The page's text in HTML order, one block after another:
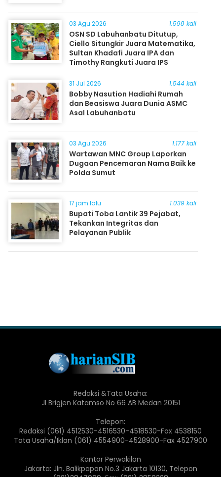
03 Agu 2026 1.598 kali
OSN SD Labuhanbatu Ditutup,
Ciello Situngkir Juara Matematika,
Sultan Khadafi Juara IPA dan
Timothy Rangkuti Juara IPS
31 Jul 2026 1.544 kali
Bobby Nasution Hadiahi Rumah
dan Beasiswa Juara Dunia ASMC
Asal Labuhanbatu
03 Agu 2026 1.177 kali
Wartawan MNC Group Laporkan
Dugaan Pencemaran Nama Baik ke
Polda Sumut
17 jam lalu 1.039 kali
Bupati Toba Lantik 39 Pejabat,
Tekankan Integritas dan
Pelayanan Publik
Redaksi &Tata Usaha:
Jl Brigjen Katamso No 66 AB Medan 20151
Telepon:
Redaksi (061) 4512530-4516530-4518530-Fax 4538150
Tata Usaha/Iklan (061) 4554900-4528900-Fax 4527900
Kantor Perwakilan
Jakarta: Jln. Balikpapan No.3 Jakarta 10130, Telepon